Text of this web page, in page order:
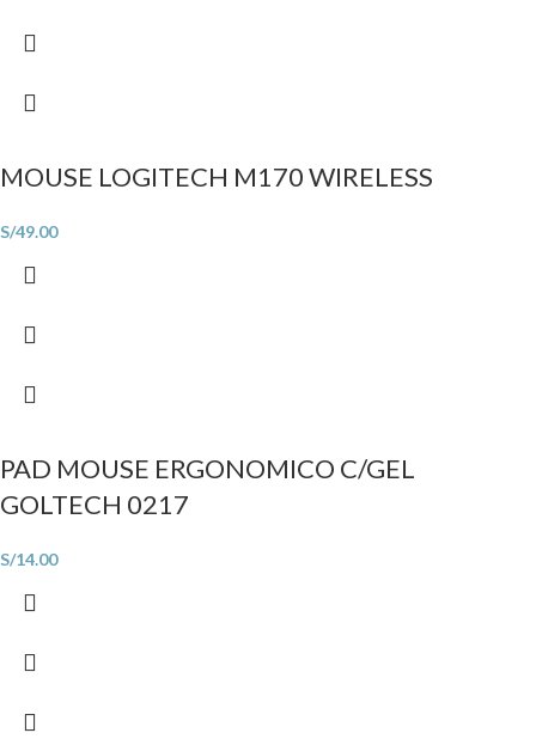
MOUSE LOGITECH M170 WIRELESS
S/49.00
PAD MOUSE ERGONOMICO C/GEL
GOLTECH 0217
S/14.00